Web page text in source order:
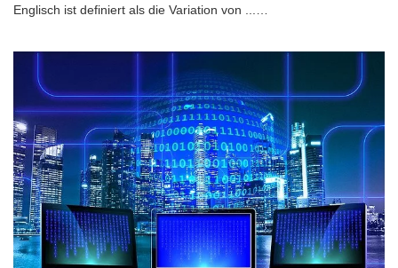
Englisch ist definiert als die Variation von ...…